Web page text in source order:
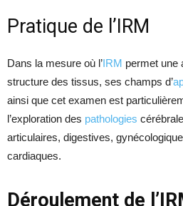
Pratique de l’IRM
Dans la mesure où l’IRM permet une
structure des tissus, ses champs d’
ainsi que cet examen est
l’exploration des pathologies
articulaires, digestives,
cardiaques.
Déroulement de